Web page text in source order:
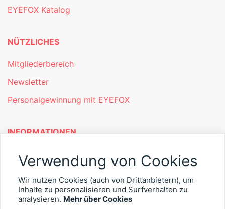
EYEFOX Katalog
NÜTZLICHES
Mitgliederbereich
Newsletter
Personalgewinnung mit EYEFOX
INFORMATIONEN
Was ist EYEFOX – Ihre Möglichkeiten
Kontakt
Verwendung von Cookies
Wir nutzen Cookies (auch von Drittanbietern), um
Inhalte zu personalisieren und Surfverhalten zu
analysieren. Mehr über Cookies